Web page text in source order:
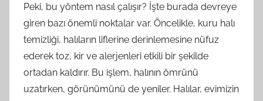
Peki, bu yöntem nasıl çalışır? İşte burada devreye
giren bazı önemli noktalar var. Öncelikle, kuru halı
temizliği, halıların liflerine derinlemesine nüfuz
ederek toz, kir ve alerjenleri etkili bir şekilde
ortadan kaldırır. Bu işlem, halının ömrünü
uzatırken, görünümünü de yeniler. Halılar, evimizin